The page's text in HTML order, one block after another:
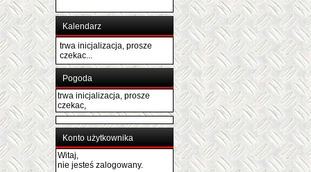
Kalendarz
trwa inicjalizacja, prosze
czekac...
Pogoda
trwa inicjalizacja, prosze
czekac,
Konto użytkownika
Witaj,
nie jesteś zalogowany.